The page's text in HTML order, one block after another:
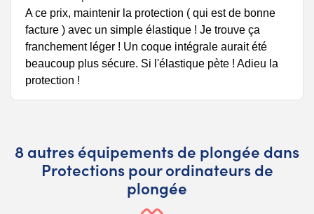
8 autres équipements de plongée dans
Protections pour ordinateurs de
plongée